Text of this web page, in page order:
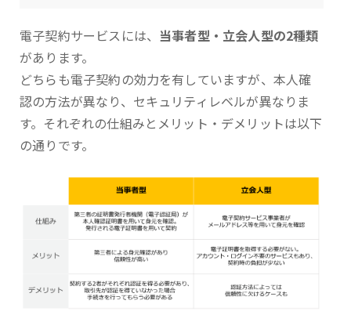
電子契約サービスには、 当事者型・立会人型の2種類
があります。
どちらも電子契約の効力を有していますが、本人確
認の方法が異なり、セキュリティレベルが異なりま
す。それぞれの仕組みとメリット・デメリットは以下
の通りです。